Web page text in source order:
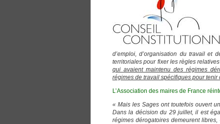
d’emploi, d’organisation du travail et
territoriales pour fixer les règles
qui avaient maintenu des régimes
régimes de travail spécifiques pour
L’Association des maires de France
« Mais les Sages ont toutefois ouvert
Dans la décision du 29 juillet, il est
régimes dérogatoires demeurent